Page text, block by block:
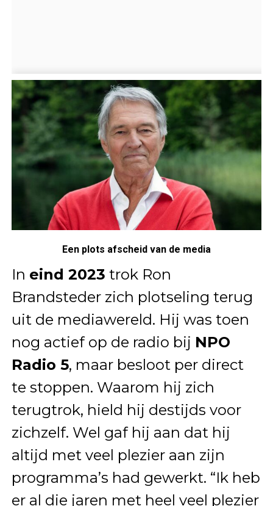
Een plots afscheid van de media
In eind 2023 trok Ron
Brandsteder zich plotseling terug
uit de mediawereld. Hij was toen
nog actief op de radio bij NPO
Radio 5, maar besloot per direct
te stoppen. Waarom hij zich
terugtrok, hield hij destijds voor
zichzelf. Wel gaf hij aan dat hij
altijd met veel plezier aan zijn
programma’s had gewerkt. “Ik heb
er al die jaren met heel veel plezier